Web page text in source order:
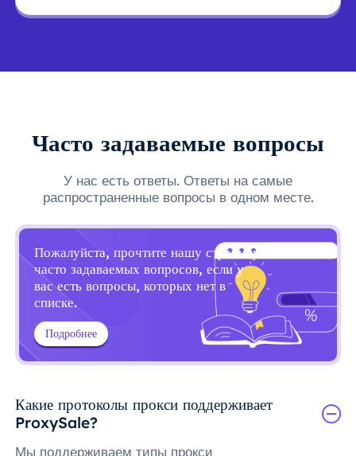
Часто задаваемые вопросы
У нас есть ответы. Ответы на самые
распространенные вопросы в одном месте.
Пожалуйста, прочтите нашу страницу
часто задаваемых вопросов, если у
вас есть вопросы, которых нет в
списке.
Подробнее
Какие протоколы прокси поддерживает
ProxySale?
Мы поддерживаем типы прокси